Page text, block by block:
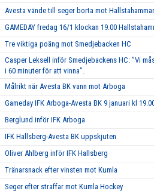
Avesta vände till seger borta mot Hallstahammar
GAMEDAY fredag 16/1 klockan 19.00
Tre viktiga poäng mot Smedjebacken HC
Casper Leksell inför Smedjebackens HC: ”Vi
i 60 minuter för att vinna”.
Målrikt när Avesta BK vann mot Arboga
Gameday IFK Arboga-Avesta BK 9 januari kl
Berglund inför IFK Arboga
IFK Hallsberg-Avesta BK uppskjuten
Oliver Ahlberg inför IFK Hallsberg
Tränarsnack efter vinsten mot Kumla
Seger efter straffar mot Kumla Hockey